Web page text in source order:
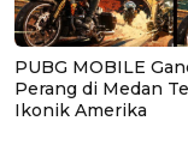
PUBG MOBILE
Perang di Medan
Ikonik Amerika